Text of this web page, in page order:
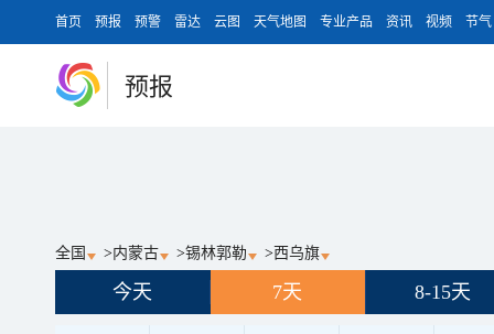
首页 预报 预警 雷达 云图 天气地图 专业产品 资讯 视频 节气
预报
全国 >内蒙古 >锡林郭勒 >西乌旗
今天 7天 8-15天